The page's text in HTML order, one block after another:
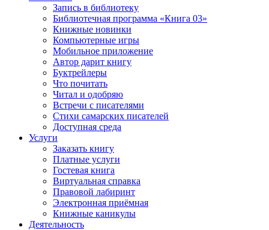
Запись в библиотеку
Библиотечная программа «Книга 03»
Книжные новинки
Компьютерные игры
Мобильное приложение
Автор дарит книгу
Буктрейлеры
Что почитать
Читал и одобряю
Встречи с писателями
Стихи самарских писателей
Доступная среда
Услуги
Заказать книгу
Платные услуги
Гостевая книга
Виртуальная справка
Правовой лабиринт
Электронная приёмная
Книжные каникулы
Деятельность